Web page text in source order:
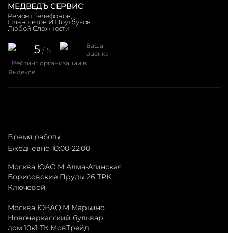
МЕДВЕДЪ СЕРВИС
Ремонт Телефонов,
Планшетов И Ноутбуков
Любой Сложности
5 / 5
Ваша
оценка
Рейтинг организации в
Яндексе
Время работы
Ежедневно 10:00-22:00
Москва ЮАО М Алма-Атинская
Борисовские Пруды 26 ТРК
Ключевой
Москва ЮВАО М Марьино
Новочеркасский бульвар
дом 10к1 ТК МовТрейд